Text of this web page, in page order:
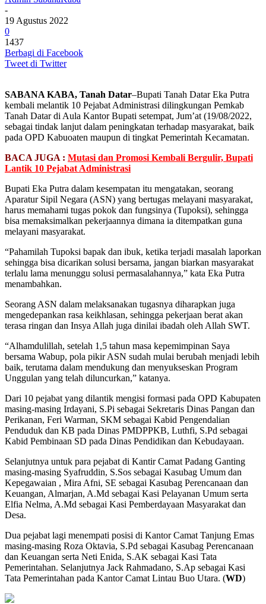
-
19 Agustus 2022
0
1437
Berbagi di Facebook
Tweet di Twitter
SABANA KABA, Tanah Datar–Bupati Tanah Datar Eka Putra
kembali melantik 10 Pejabat Administrasi dilingkungan Pemkab
Tanah Datar di Aula Kantor Bupati setempat, Jum’at (19/08/2022,
sebagai tindak lanjut dalam peningkatan terhadap masyarakat, baik
pada OPD Kabuoaten maupun di tingkat Pemerintah Kecamatan.
BACA JUGA : Mutasi dan Promosi Kembali Bergulir, Bupati
Lantik 10 Pejabat Administrasi
Bupati Eka Putra dalam kesempatan itu mengatakan, seorang
Aparatur Sipil Negara (ASN) yang bertugas melayani masyarakat,
harus memahami tugas pokok dan fungsinya (Tupoksi), sehingga
bisa memaksimalkan pekerjaannya dimana ia ditempatkan guna
melayani masyarakat.
“Pahamilah Tupoksi bapak dan ibuk, ketika terjadi masalah laporkan
sehingga bisa dicarikan solusi bersama, jangan biarkan masyarakat
terlalu lama menunggu solusi permasalahannya,” kata Eka Putra
menambahkan.
Seorang ASN dalam melaksanakan tugasnya diharapkan juga
mengedepankan rasa keikhlasan, sehingga pekerjaan berat akan
terasa ringan dan Insya Allah juga dinilai ibadah oleh Allah SWT.
“Alhamdulillah, setelah 1,5 tahun masa kepemimpinan Saya
bersama Wabup, pola pikir ASN sudah mulai berubah menjadi lebih
baik, terutama dalam mendukung dan menyukseskan Program
Unggulan yang telah diluncurkan,” katanya.
Dari 10 pejabat yang dilantik mengisi formasi pada OPD Kabupaten
masing-masing Irdayani, S.Pi sebagai Sekretaris Dinas Pangan dan
Perikanan, Feri Warman, SKM sebagai Kabid Pengendalian
Penduduk dan KB pada Dinas PMDPPKB, Luthfi, S.Pd sebagai
Kabid Pembinaan SD pada Dinas Pendidikan dan Kebudayaan.
Selanjutnya untuk para pejabat di Kantir Camat Padang Ganting
masing-masing Syafruddin, S.Sos sebagai Kasubag Umum dan
Kepegawaian , Mira Afni, SE sebagai Kasubag Perencanaan dan
Keuangan, Almarjan, A.Md sebagai Kasi Pelayanan Umum serta
Elfia Nelma, A.Md sebagai Kasi Pemberdayaan Masyarakat dan
Desa.
Dua pejabat lagi menempati posisi di Kantor Camat Tanjung Emas
masing-masing Roza Oktavia, S.Pd sebagai Kasubag Perencanaan
dan Keuangan serta Neti Enida, S.AK sebagai Kasi Tata
Pemerintahan. Selanjutnya Jack Rahmadano, S.Ap sebagai Kasi
Tata Pemerintahan pada Kantor Camat Lintau Buo Utara. (WD)